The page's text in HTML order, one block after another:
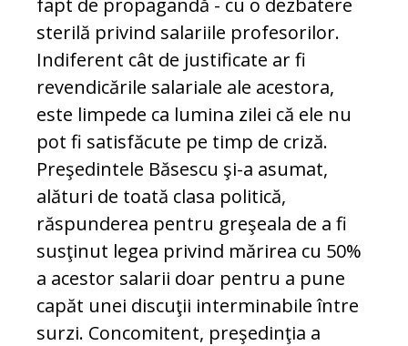
fapt de propagandă - cu o dezbatere
sterilă privind salariile profesorilor.
Indiferent cât de justificate ar fi
revendicările salariale ale acestora,
este limpede ca lumina zilei că ele nu
pot fi satisfăcute pe timp de criză.
Preşedintele Băsescu şi-a asumat,
alături de toată clasa politică,
răspunderea pentru greşeala de a fi
susţinut legea privind mărirea cu 50%
a acestor salarii doar pentru a pune
capăt unei discuţii interminabile între
surzi. Concomitent, preşedinţia a